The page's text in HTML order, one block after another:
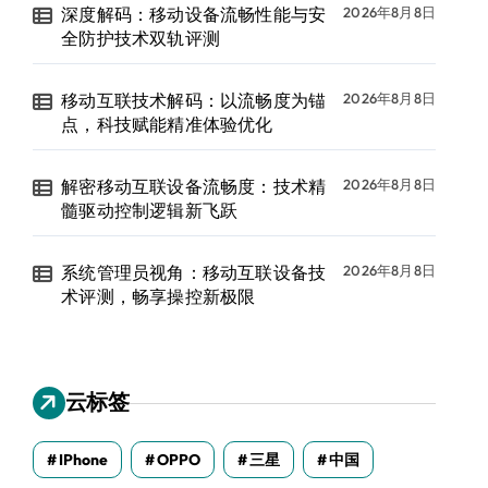
深度解码：移动设备流畅性能与安
全防护技术双轨评测
2026年8月8日
移动互联技术解码：以流畅度为锚
点，科技赋能精准体验优化
2026年8月8日
解密移动互联设备流畅度：技术精
髓驱动控制逻辑新飞跃
2026年8月8日
系统管理员视角：移动互联设备技
术评测，畅享操控新极限
2026年8月8日
云标签
IPhone OPPO 三星 中国